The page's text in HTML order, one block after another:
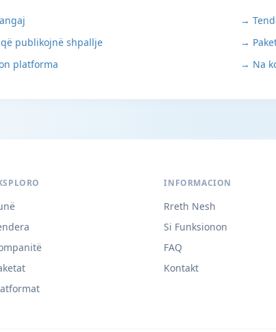
→
publikojnë shpallje
→
platforma
→ Na
INFORMACION
Rreth Nesh
Si Funksionon
FAQ
Kontakt